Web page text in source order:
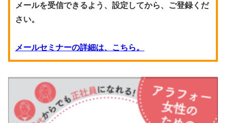
メールを受信できるよう、設定してから、ご登録くだ
さい。
メールセミナーの詳細は、こちら。